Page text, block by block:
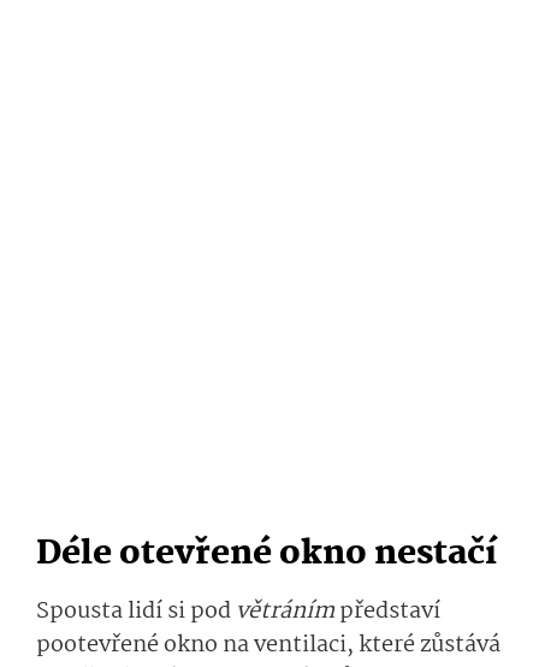
Déle otevřené okno nestačí
Spousta lidí si pod větránímpředstaví
pootevřené okno na ventilaci, které zůstává